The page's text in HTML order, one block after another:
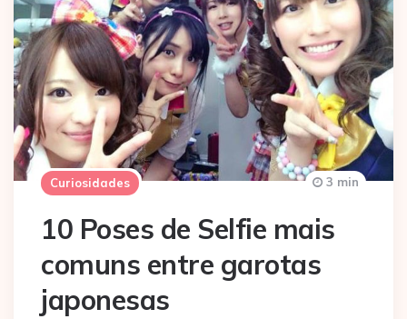
Curiosidades
10 Poses de Selfie mais
comuns entre garotas
japonesas
3 min